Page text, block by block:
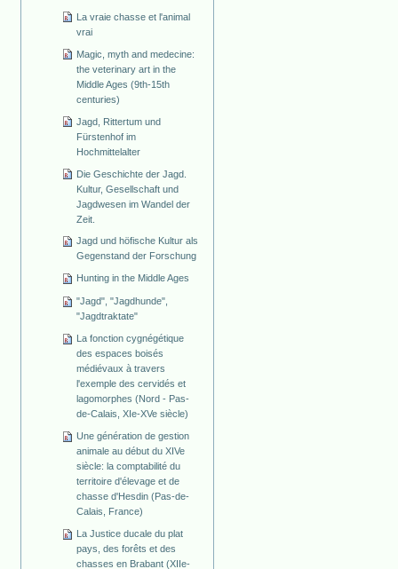
La vraie chasse et l'animal
vrai
Magic, myth and medecine:
the veterinary art in the
Middle Ages (9th-15th
centuries)
Jagd, Rittertum und
Fürstenhof im
Hochmittelalter
Die Geschichte der Jagd.
Kultur, Gesellschaft und
Jagdwesen im Wandel der
Zeit.
Jagd und höfische Kultur als
Gegenstand der Forschung
Hunting in the Middle Ages
"Jagd", "Jagdhunde",
"Jagdtraktate"
La fonction cygnégétique
des espaces boisés
médiévaux à travers
l'exemple des cervidés et
lagomorphes (Nord - Pas-
de-Calais, XIe-XVe siècle)
Une génération de gestion
animale au début du XIVe
siècle: la comptabilité du
territoire d'élevage et de
chasse d'Hesdin (Pas-de-
Calais, France)
La Justice ducale du plat
pays, des forêts et des
chasses en Brabant (XIIe-